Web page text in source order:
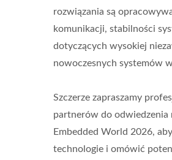
rozwiązania są
komunikacji, stabilności
dotyczących wysokiej
nowoczesnych systemów
Szczerze zapraszamy
partnerów do odwiedzenia
Embedded World 2026,
technologie i omówić